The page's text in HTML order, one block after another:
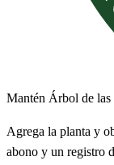
Mantén Árbol de las
Agrega la planta y
abono y un registro